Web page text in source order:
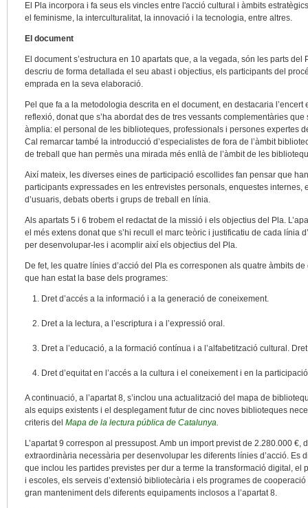
El Pla incorpora i fa seus els vincles entre l'acció cultural i àmbits
el feminisme, la interculturalitat, la innovació i la tecnologia, entre altres.
El document
El document s’estructura en 10 apartats que, a la vegada, són les parts
descriu de forma detallada el seu abast i objectius, els participants del
emprada en la seva elaboració.
Pel que fa a la metodologia descrita en el document, en destacaria
reflexió, donat que s’ha abordat des de tres vessants complementàries
àmplia: el personal de les biblioteques, professionals i persones expertes
Cal remarcar també la introducció d’especialistes de fora de l’àmbit
de treball que han permès una mirada més enllà de l’àmbit de les
Així mateix, les diverses eines de participació escollides fan pensar que
participants expressades en les entrevistes personals, enquestes internes,
d’usuaris, debats oberts i grups de treball en línia.
Als apartats 5 i 6 trobem el redactat de la missió i els objectius del Pla.
el més extens donat que s’hi recull el marc teòric i justificatiu de cada línia
per desenvolupar-les i acomplir així els objectius del Pla.
De fet, les quatre línies d’acció del Pla es corresponen als quatre àmbits
que han estat la base dels programes:
Dret d’accés a la informació i a la generació de coneixement.
Dret a la lectura, a l’escriptura i a l’expressió oral.
Dret a l’educació, a la formació contínua i a l’alfabetització cultural.
Dret d’equitat en l’accés a la cultura i el coneixement i en la
A continuació, a l’apartat 8, s’inclou una actualització del mapa de
als equips existents i el desplegament futur de cinc noves biblioteques
criteris del Mapa de la lectura pública de Catalunya.
L’apartat 9 correspon al pressupost. Amb un import previst de 2.280.000
extraordinària necessària per desenvolupar les diferents línies d’acció. Es
que inclou les partides previstes per dur a terme la transformació digital, el
i escoles, els serveis d’extensió bibliotecària i els programes de
gran manteniment dels diferents equipaments inclosos a l’apartat 8.